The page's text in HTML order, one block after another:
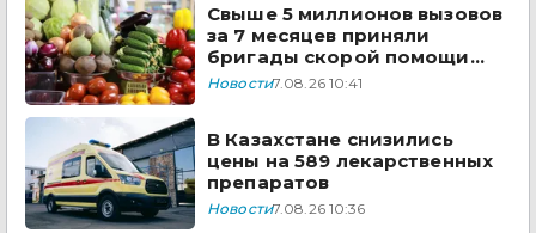
Свыше 5 миллионов вызовов
за 7 месяцев приняли
бригады скорой помощи
Казахстана
Новости7.08.26 10:41
В Казахстане снизились
цены на 589 лекарственных
препаратов
Новости7.08.26 10:36